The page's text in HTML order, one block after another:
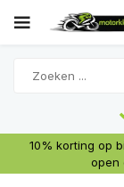
10% korting op
open